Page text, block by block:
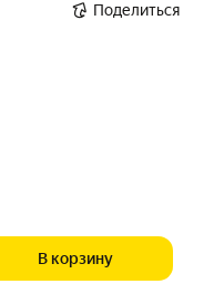
Поделиться
В корзину